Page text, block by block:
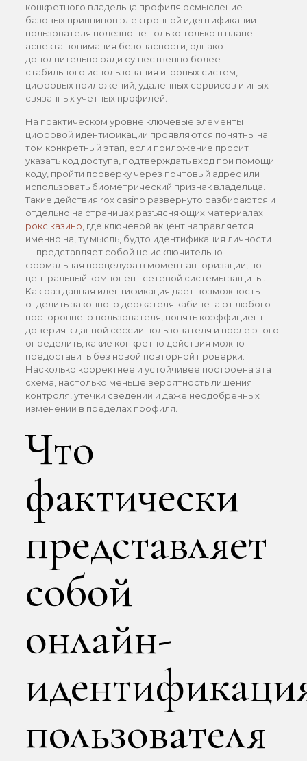
конкретного владельца профиля осмысление
базовых принципов электронной идентификации
пользователя полезно не только только в плане
аспекта понимания безопасности, однако
дополнительно ради существенно более
стабильного использования игровых систем,
цифровых приложений, удаленных сервисов и иных
связанных учетных профилей.
На практическом уровне ключевые элементы
цифровой идентификации проявляются понятны на
том конкретный этап, если приложение просит
указать код доступа, подтверждать вход при помощи
коду, пройти проверку через почтовый адрес или
использовать биометрический признак владельца.
Такие действия rox casino развернуто разбираются и
отдельно на страницах разъясняющих материалах
рокс казино , где ключевой акцент направляется
именно на, ту мысль, будто идентификация личности
— представляет собой не исключительно
формальная процедура в момент авторизации, но
центральный компонент сетевой системы защиты.
Как раз данная идентификация дает возможность
отделить законного держателя кабинета от любого
постороннего пользователя, понять коэффициент
доверия к данной сессии пользователя и после этого
определить, какие конкретно действия можно
предоставить без новой повторной проверки.
Насколько корректнее и устойчивее построена эта
схема, настолько меньше вероятность лишения
контроля, утечки сведений и даже неодобренных
изменений в пределах профиля.
Что
фактически
представляет
собой
онлайн-
пользователя